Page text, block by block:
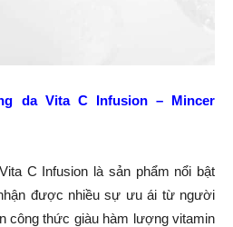
da Vita C Infusion – Mincer
C Infusion là sản phẩm nổi bật
được nhiều sự ưu ái từ người
công thức giàu hàm lượng vitamin